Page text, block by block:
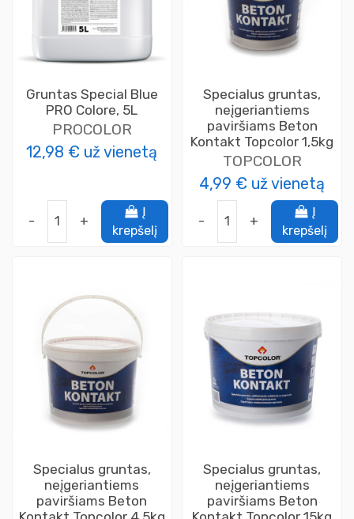
Gruntas Special Blue
PRO Colore, 5L
PROCOLOR
12,98 € už vienetą
- +
Į
krepšelį
Specialus gruntas,
neįgeriantiems
paviršiams Beton
Kontakt Topcolor 1,5kg
TOPCOLOR
4,99 € už vienetą
- +
Į
krepšelį
Specialus gruntas,
neįgeriantiems
paviršiams Beton
Specialus gruntas,
neįgeriantiems
paviršiams Beton